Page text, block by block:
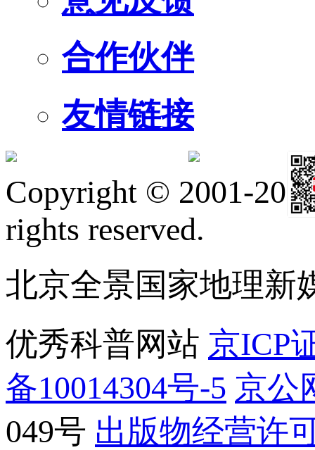
合作伙伴
友情链接
Copyright © 2001-
rights reserved.
北京全景国家地理新
优秀科普网站 京ICP
备10014304号-5 京公
049号 出版物经营许